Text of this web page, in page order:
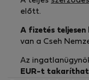
előtt.
A fizetés teljesen
van a Cseh
Az
EUR-t takaríthat